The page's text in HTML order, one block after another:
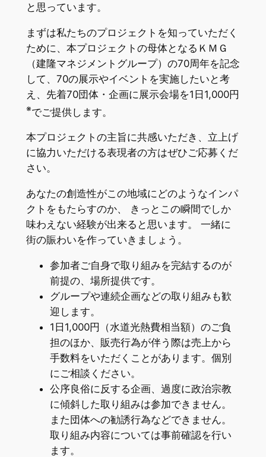
と思っています。
まずは私たちのプロジェクトを知っていただく
ために、本プロジェクトの母体となるＫＭＧ
（建隆マネジメントグループ）の70周年を記念
して、70の展示やイベントを実施したいと考
え、先着70団体・企画に展示会場を1日1,000円
※でご提供します。
本プロジェクトの主旨に共感いただき、立上げ
に協力いただける表現者の方はぜひご応募くだ
さい。
あなたの創造性がこの地域にどのようなインパ
クトをもたらすのか、 きっとこの瞬間でしか
味わえない経験が出来ると思います。 一緒に
街の賑わいを作っていきましょう。
参加者ご自身で取り組みを完結するのが
前提の、場所提供です。
グループや連続企画などの取り組みも歓
迎します。
1日1,000円（水道光熱費相当額）のご負
担のほか、販売行為が伴う際は売上から
手数料をいただくことがあります。個別
にご相談ください。
公序良俗に反する企画、過度に政治宗教
に傾斜した取り組みは参加できません。
また団体への勧誘行為などできません。
取り組み内容については事前確認を行い
ます。